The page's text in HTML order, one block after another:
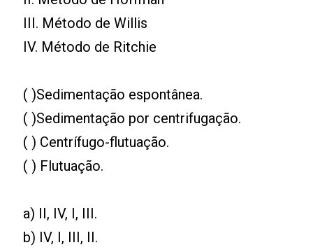
III. Método de Willis
IV. Método de Ritchie
( )Sedimentação espontânea.
( )Sedimentação por centrifugação.
( ) Centrífugo-flutuação.
( ) Flutuação.
a) II, IV, I, III.
b) IV, I, III, II.